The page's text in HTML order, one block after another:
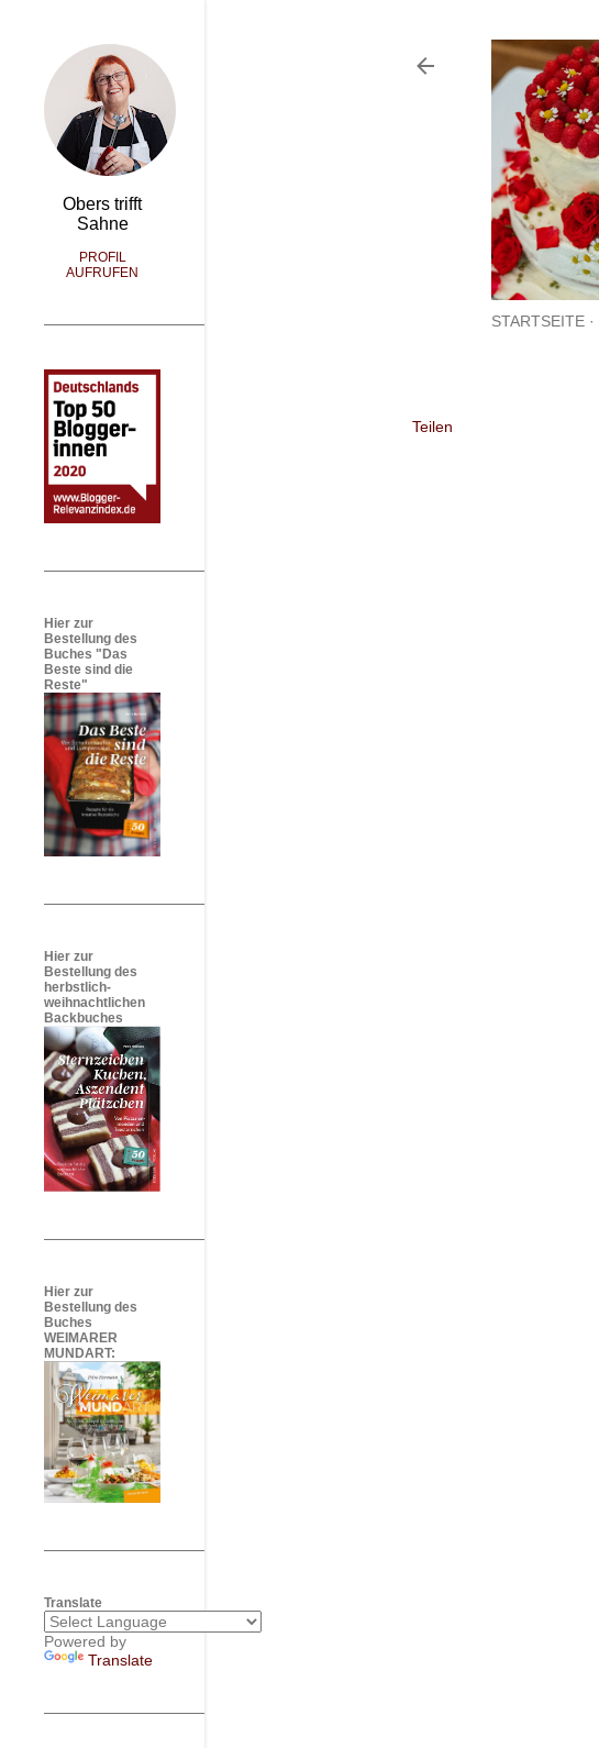
STARTSEITE
Teilen
Obers trifft
Sahne
PROFIL
AUFRUFEN
Hier zur
Bestellung des
Buches "Das
Beste sind die
Reste"
Hier zur
Bestellung des
herbstlich-
weihnachtlichen
Backbuches
Hier zur
Bestellung des
Buches
WEIMARER
MUNDART:
Translate
Powered by
Translate